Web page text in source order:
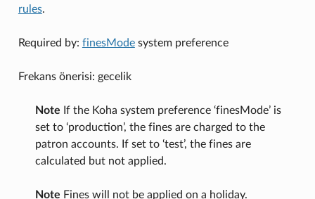
rules.
Required by: finesModesystem preference
Frekans önerisi: gecelik
Note If the Koha system preference ‘finesMode’ is
set to ‘production’, the fines are charged to the
patron accounts. If set to ‘test’, the fines are
calculated but not applied.
Note Fines will not be applied on a holiday.